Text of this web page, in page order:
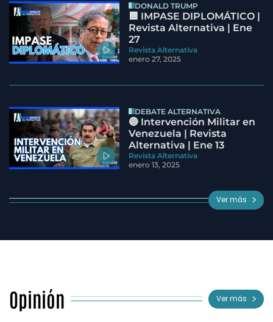
DONALD TRUMP
🟦 IMPASE DIPLOMÁTICO |
Revista Alternativa | Ene
27
Revista Alternativa
enero 27, 2025
DEBATE ALTERNATIVA
🔵 Intervención Militar en
Venezuela | Revista
Alternativa | Ene 13
Revista Alternativa
enero 13, 2025
Ver más
Opinión Ver más